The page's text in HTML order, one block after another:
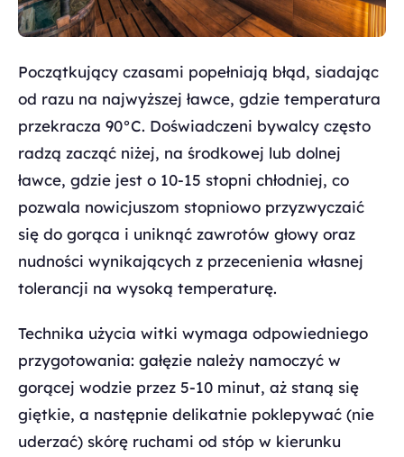
Początkujący czasami popełniają błąd, siadając
od razu na najwyższej ławce, gdzie temperatura
przekracza 90°C. Doświadczeni bywalcy często
radzą zacząć niżej, na środkowej lub dolnej
ławce, gdzie jest o 10-15 stopni chłodniej, co
pozwala nowicjuszom stopniowo przyzwyczaić
się do gorąca i uniknąć zawrotów głowy oraz
nudności wynikających z przecenienia własnej
tolerancji na wysoką temperaturę.
Technika użycia witki wymaga odpowiedniego
przygotowania: gałęzie należy namoczyć w
gorącej wodzie przez 5-10 minut, aż staną się
giętkie, a następnie delikatnie poklepywać (nie
uderzać) skórę ruchami od stóp w kierunku